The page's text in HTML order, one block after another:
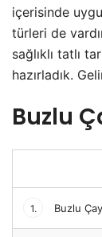
içerisinde
türleri de
sağlıklı tatlı
hazırladık.
Buzlu
1. Buzlu